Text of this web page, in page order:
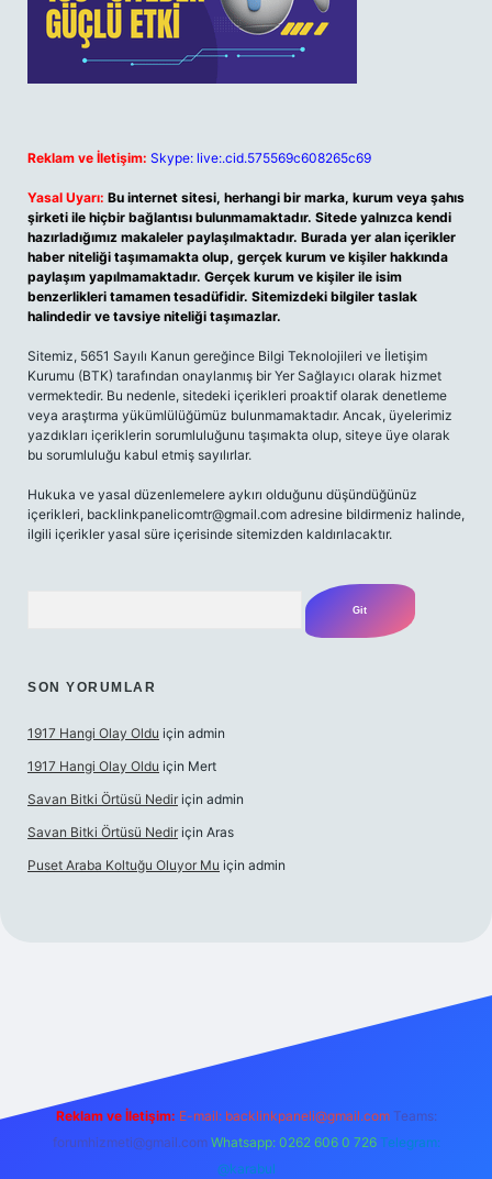
Reklam ve İletişim: Skype: live:.cid.575569c608265c69
Yasal Uyarı: Bu internet sitesi, herhangi bir marka, kurum veya şahıs
şirketi ile hiçbir bağlantısı bulunmamaktadır. Sitede yalnızca kendi
hazırladığımız makaleler paylaşılmaktadır. Burada yer alan içerikler
haber niteliği taşımamakta olup, gerçek kurum ve kişiler hakkında
paylaşım yapılmamaktadır. Gerçek kurum ve kişiler ile isim
benzerlikleri tamamen tesadüfidir. Sitemizdeki bilgiler taslak
halindedir ve tavsiye niteliği taşımazlar.
Sitemiz, 5651 Sayılı Kanun gereğince Bilgi Teknolojileri ve İletişim
Kurumu (BTK) tarafından onaylanmış bir Yer Sağlayıcı olarak hizmet
vermektedir. Bu nedenle, sitedeki içerikleri proaktif olarak denetleme
veya araştırma yükümlülüğümüz bulunmamaktadır. Ancak, üyelerimiz
yazdıkları içeriklerin sorumluluğunu taşımakta olup, siteye üye olarak
bu sorumluluğu kabul etmiş sayılırlar.
Hukuka ve yasal düzenlemelere aykırı olduğunu düşündüğünüz
içerikleri, backlinkpanelicomtr@gmail.com adresine bildirmeniz halinde,
ilgili içerikler yasal süre içerisinde sitemizden kaldırılacaktır.
SON YORUMLAR
1917 Hangi Olay Oldu için admin
1917 Hangi Olay Oldu için Mert
Savan Bitki Örtüsü Nedir için admin
Savan Bitki Örtüsü Nedir için Aras
Puset Araba Koltuğu Oluyor Mu için admin
Reklam ve İletişim: E-mail: backlinkpaneli@gmail.com Teams:
forumhizmeti@gmail.com Whatsapp: 0262 606 0 726 Telegram:
@karabul